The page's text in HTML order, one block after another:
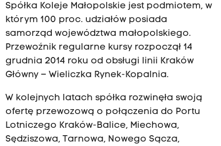
Spółka Koleje Małopolskie jest podmiotem, w
którym 100 proc. udziałów posiada
samorząd województwa małopolskiego.
Przewoźnik regularne kursy rozpoczął 14
grudnia 2014 roku od obsługi linii Kraków
Główny – Wieliczka Rynek-Kopalnia.
W kolejnych latach spółka rozwinęła swoją
ofertę przewozową o połączenia do Portu
Lotniczego Kraków-Balice, Miechowa,
Sędziszowa, Tarnowa, Nowego Sącza,